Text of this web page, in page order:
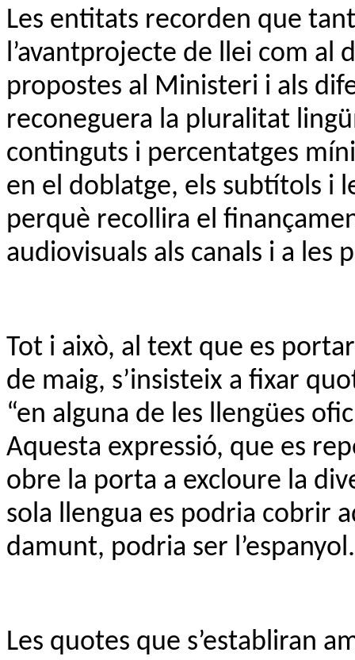
Les entitats recorden que tant
l’avantprojecte de llei com al
propostes al Ministeri i als
reconeguera la pluralitat
continguts i percentatges
en el doblatge, els subtítols i
perquè recollira el
audiovisuals als canals i a
Tot i això, al text que es
de maig, s’insisteix a fixar
“en alguna de les llengües
Aquesta expressió, que es
obre la porta a excloure la
sola llengua es podria cobrir
damunt, podria ser l’espanyol.
Les quotes que s’establiran